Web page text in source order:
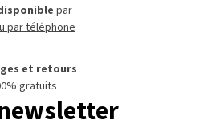
par
par téléphone
et retours
gratuits